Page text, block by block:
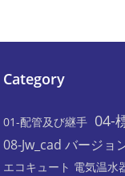
Category
01-配管及び継手 04-
08-Jw_cad バージョ
エコキュート 電気温水